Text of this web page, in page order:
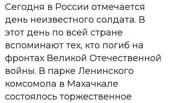
Сегодня в России отмечается
день неизвестного солдата. В
этот день по всей стране
вспоминают тех, кто погиб на
фронтах Великой Отечественной
войны. В парке Ленинского
комсомола в Махачкале
состоялось торжественное